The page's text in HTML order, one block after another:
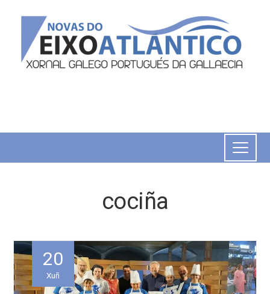
cociña
20
Xuñ